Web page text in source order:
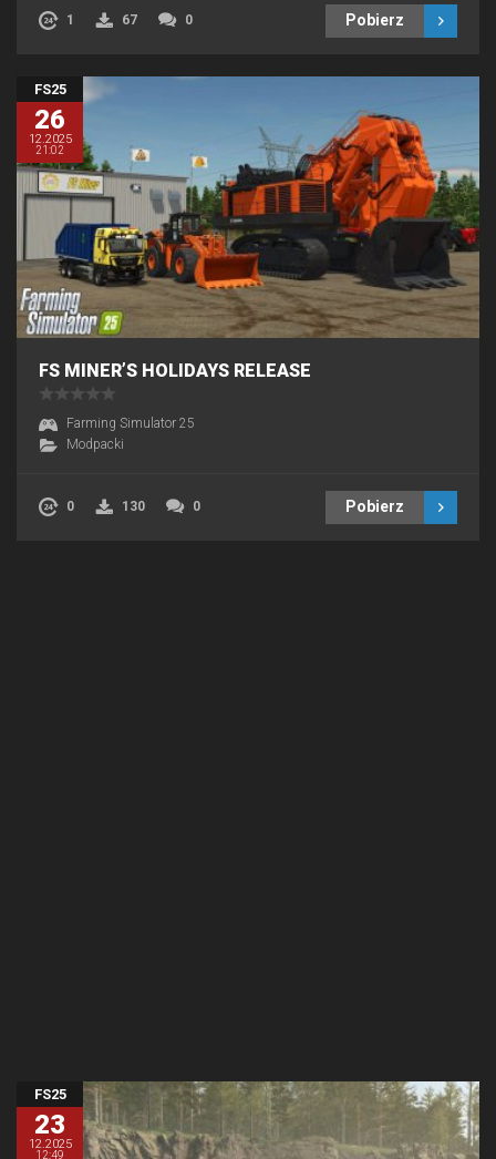
1 67 0 Pobierz
FS25
26
12.2025
21:02
FS MINER’S HOLIDAYS RELEASE
Farming Simulator 25
Modpacki
0 130 0 Pobierz
FS25
23
12.2025
12:49